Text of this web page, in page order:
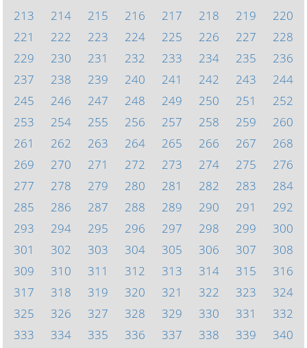
213
214 215 216 217 218 219
220
221
222 223 224 225 226 227
228
229
230 231 232 233 234 235
236
237
238 239 240 241 242 243
244
245
246 247 248 249 250 251
252
253
254 255 256 257 258 259
260
261
262 263 264 265 266 267
268
269
270 271 272 273 274 275
276
277
278 279 280 281 282 283
284
285
286 287 288 289 290 291
292
293
294 295 296 297 298 299
300
301
302 303 304 305 306 307
308
309
310 311 312 313 314 315
316
317
318 319 320 321 322 323
324
325
326 327 328 329 330 331
332
333
334 335 336 337 338 339
340